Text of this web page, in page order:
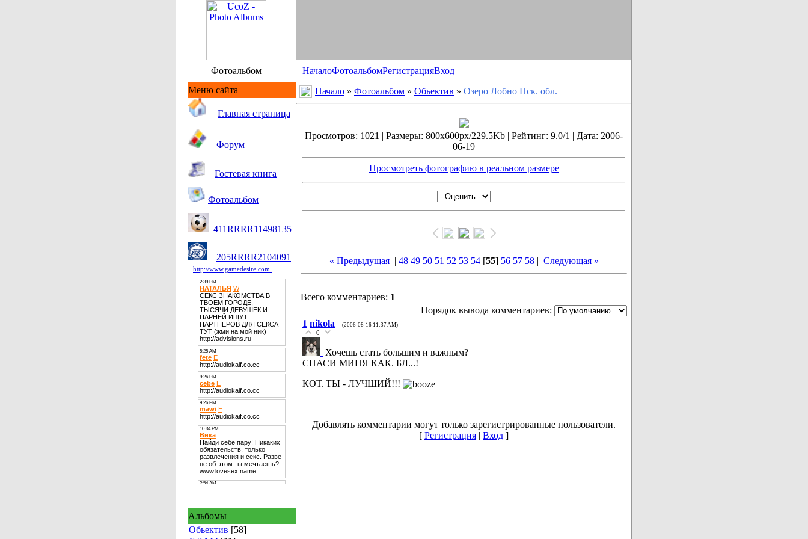
Фотоальбом НачалоФотоальбомРегистрацияВход
Меню сайта
Главная страница
Форум
Гостевая книга
Фотоальбом
411RRRR11498135
205RRRR2104091
http://www.gamedesire.com.
Альбомы
Обьектив [58]
Начало » Фотоальбом » Обьектив » Озеро Лобно Пск. обл.
Просмотров: 1021 | Размеры: 800x600px/229.5Kb | Рейтинг: 9.0/1 | Дата: 2006-
06-19
Просмотреть фотографию в реальном размере
« Предыдущая| 48 49 50 51 52 53 54[55] 56 57 58| Следующая »
Всего комментариев: 1
Порядок вывода комментариев:
1 nikola (2006-08-16 11:37 AM)
0
Хочешь стать большим и важным?
СПАСИ МИНЯ КАК. БЛ...!
КОТ. ТЫ - ЛУЧШИЙ!!!
Добавлять комментарии могут только зарегистрированные пользователи.
[ Регистрация | Вход ]